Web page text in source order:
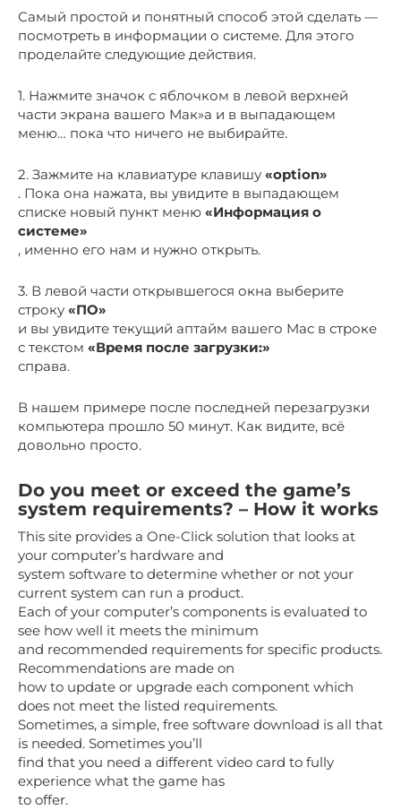
Самый простой и понятный способ этой сделать —
посмотреть в информации о системе. Для этого
проделайте следующие действия.
1. Нажмите значок с яблочком в левой верхней
части экрана вашего Мак»а и в выпадающем
меню… пока что ничего не выбирайте.
2. Зажмите на клавиатуре клавишу «option»
. Пока она нажата, вы увидите в выпадающем
списке новый пункт меню «Информация о
системе»
, именно его нам и нужно открыть.
3. В левой части открывшегося окна выберите
строку «ПО»
и вы увидите текущий аптайм вашего Mac в строке
с текстом «Время после загрузки:»
справа.
В нашем примере после последней перезагрузки
компьютера прошло 50 минут. Как видите, всё
довольно просто.
Do you meet or exceed the game’s
system requirements? – How it works
This site provides a One-Click solution that looks at
your computer’s hardware and
system software to determine whether or not your
current system can run a product.
Each of your computer’s components is evaluated to
see how well it meets the minimum
and recommended requirements for specific products.
Recommendations are made on
how to update or upgrade each component which
does not meet the listed requirements.
Sometimes, a simple, free software download is all that
is needed. Sometimes you’ll
find that you need a different video card to fully
experience what the game has
to offer.